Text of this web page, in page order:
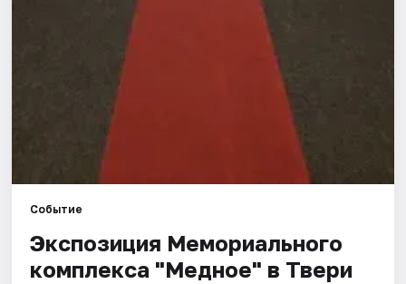
Событие
Экспозиция Мемориального
комплекса "Медное" в Твери